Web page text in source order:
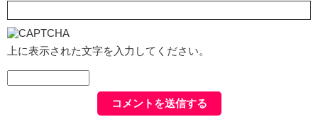
上に表示された文字を入力してください。